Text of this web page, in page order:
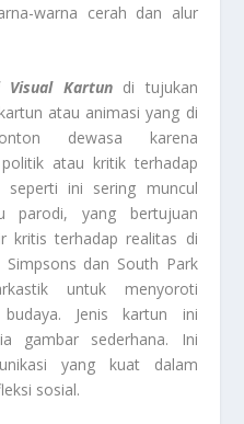
warna cerah dan alur
Visual Kartundi tujukan
atau animasi yang di
dewasa karena
atau kritik terhadap
seperti ini sering muncul
parodi, yang bertujuan
kritis terhadap realitas di
dan South Park
untuk menyoroti
Jenis kartun ini
gambar sederhana. Ini
yang kuat dalam
sosial.